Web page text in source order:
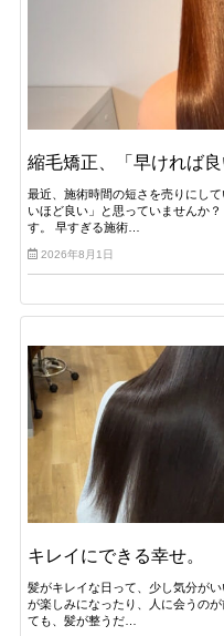
縮毛矯正、「早ければ
最近、施術時間の短さを売りにし
いほど良い」と思っていませんか
す。 早すぎる施術…
2026年8月1日
キレイにできる幸せ。
髪がキレイな日って、少し気分が
が楽しみになったり、人に会うの
ても、髪が整うだ…